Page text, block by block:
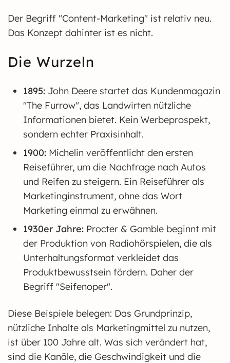
Der Begriff "Content-Marketing" ist relativ neu.
Das Konzept dahinter ist es nicht.
Die Wurzeln
1895: John Deere startet das Kundenmagazin
"The Furrow", das Landwirten nützliche
Informationen bietet. Kein Werbeprospekt,
sondern echter Praxisinhalt.
1900: Michelin veröffentlicht den ersten
Reiseführer, um die Nachfrage nach Autos
und Reifen zu steigern. Ein Reiseführer als
Marketinginstrument, ohne das Wort
Marketing einmal zu erwähnen.
1930er Jahre: Procter & Gamble beginnt mit
der Produktion von Radiohörspielen, die als
Unterhaltungsformat verkleidet das
Produktbewusstsein fördern. Daher der
Begriff "Seifenoper".
Diese Beispiele belegen: Das Grundprinzip,
nützliche Inhalte als Marketingmittel zu nutzen,
ist über 100 Jahre alt. Was sich verändert hat,
sind die Kanäle, die Geschwindigkeit und die